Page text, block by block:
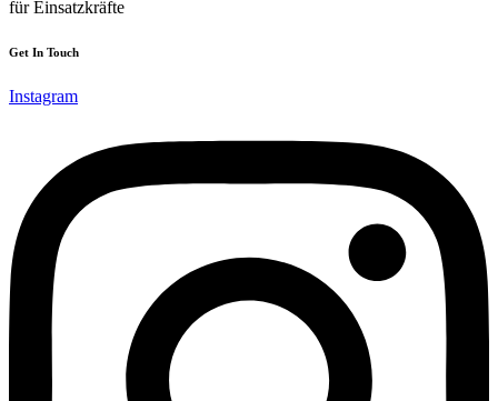
für Einsatzkräfte
Get In Touch
Instagram